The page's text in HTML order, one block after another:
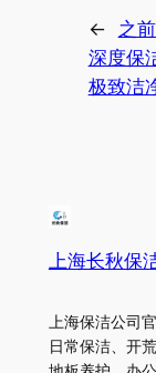
← 之
深度保
极致洁
上海长秋保
上海保洁公司
日常保洁、开